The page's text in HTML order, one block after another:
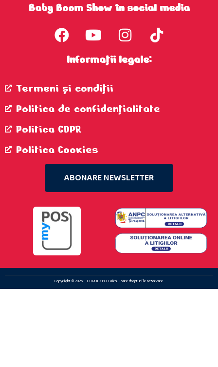
Baby Boom Show în social media
Informații legale:
Termeni şi condiţii
Politica de confidenţialitate
Politica GDPR
Politica Cookies
ABONARE NEWSLETTER
Copyright © 2026 – EUROEXPO Fairs. Toate drepturile rezervate.